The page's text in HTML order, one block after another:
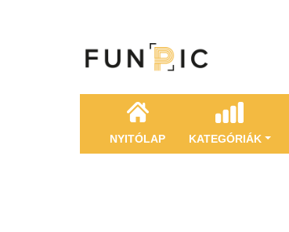
NYITÓLAP KATEGÓRIÁK